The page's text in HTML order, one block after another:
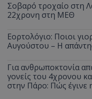
Σοβαρό τροχαίο στη
22χρονη στη ΜΕΘ
Εορτολόγιο: Ποιοι
Αυγούστου – Η
Για ανθρωποκτονία
γονείς του 4χρονου
στην Πάρο: Πώς έγινε